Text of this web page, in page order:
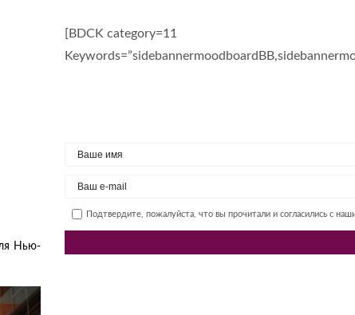
Нью-
[BDCK category=11
Подтвердите, пожалуйста, что вы прочитали и согласились с